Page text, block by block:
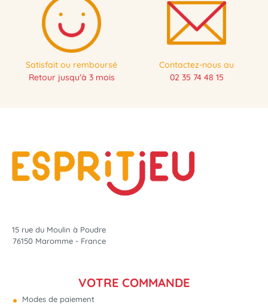
Satisfait ou remboursé
Retour jusqu'à 3 mois
Contactez-nous au
02 35 74 48 15
15 rue du Moulin à Poudre
76150 Maromme - France
VOTRE COMMANDE
Modes de paiement